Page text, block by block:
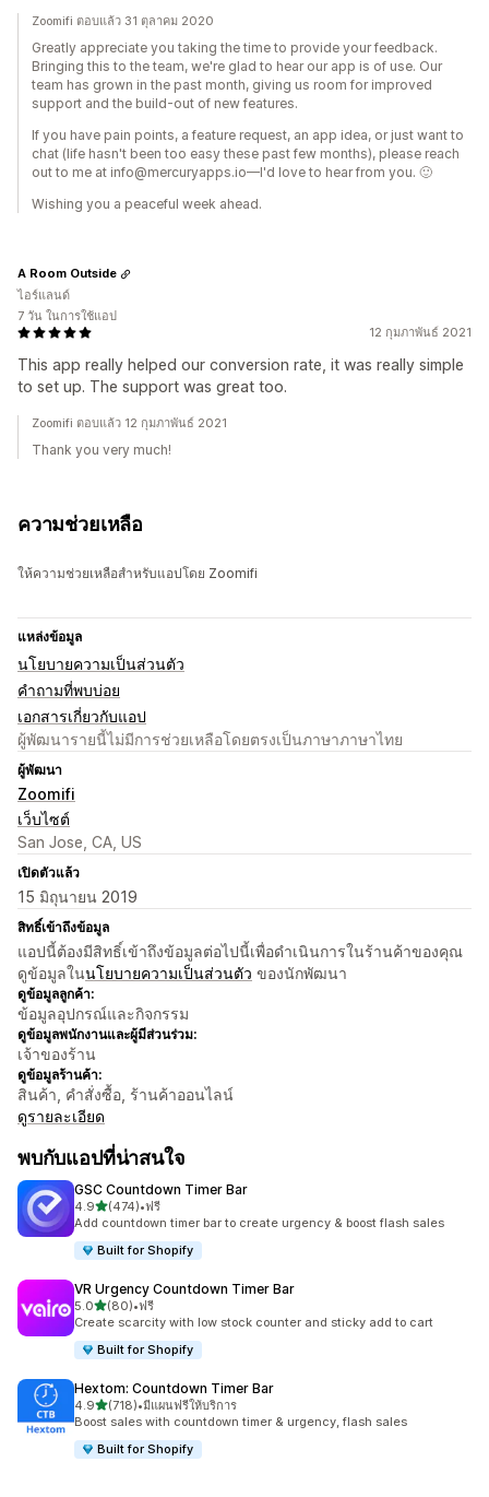
Zoomifi ตอบแล้ว 31 ตุลาคม 2020
Greatly appreciate you taking the time to provide your feedback.
Bringing this to the team, we're glad to hear our app is of use. Our
team has grown in the past month, giving us room for improved
support and the build-out of new features.
If you have pain points, a feature request, an app idea, or just want to
chat (life hasn't been too easy these past few months), please reach
out to me at info@mercuryapps.io—I'd love to hear from you. 🙂
Wishing you a peaceful week ahead.
12 กุมภาพันธ์ 2021
This app really helped our conversion rate, it was really simple
to set up. The support was great too.
A Room Outside
ไอร์แลนด์
7 วัน ในการใช้แอป
Zoomifi ตอบแล้ว 12 กุมภาพันธ์ 2021
Thank you very much!
ความช่วยเหลือ
ให้ความช่วยเหลือสำหรับแอปโดย Zoomifi
แหล่งข้อมูล
นโยบายความเป็นส่วนตัว
คำถามที่พบบ่อย
เอกสารเกี่ยวกับแอป
ผู้พัฒนารายนี้ไม่มีการช่วยเหลือโดยตรงเป็นภาษาภาษาไทย
ผู้พัฒนา
Zoomifi
เว็บไซต์
San Jose, CA, US
เปิดตัวแล้ว
15 มิถุนายน 2019
สิทธิ์เข้าถึงข้อมูล
แอปนี้ต้องมีสิทธิ์เข้าถึงข้อมูลต่อไปนี้เพื่อดำเนินการในร้านค้าของคุณ
ดูข้อมูลในนโยบายความเป็นส่วนตัว ของนักพัฒนา
ดูข้อมูลลูกค้า:
ข้อมูลอุปกรณ์และกิจกรรม
ดูข้อมูลพนักงานและผู้มีส่วนร่วม:
เจ้าของร้าน
ดูข้อมูลร้านค้า:
สินค้า, คำสั่งซื้อ, ร้านค้าออนไลน์
ดูรายละเอียด
พบกับแอปที่น่าสนใจ
GSC Countdown Timer Bar
4.9เต็ม 5 ดาว
(474)
ทั้งหมด 474 รีวิว
•ฟรี
Add countdown timer bar to create urgency & boost flash sales
Built for Shopify
VR Urgency Countdown Timer Bar
5.0เต็ม 5 ดาว
(80)
ทั้งหมด 80 รีวิว
•ฟรี
Create scarcity with low stock counter and sticky add to cart
Built for Shopify
Hextom: Countdown Timer Bar
4.9เต็ม 5 ดาว
(718)
ทั้งหมด 718 รีวิว
•มีแผนฟรีให้บริการ
Boost sales with countdown timer & urgency, flash sales
Built for Shopify